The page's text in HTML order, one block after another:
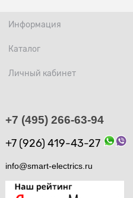
Информация
Каталог
Личный кабинет
+7 (495) 266-63-94
+7 (926) 419-43-27
info@smart-electrics.ru